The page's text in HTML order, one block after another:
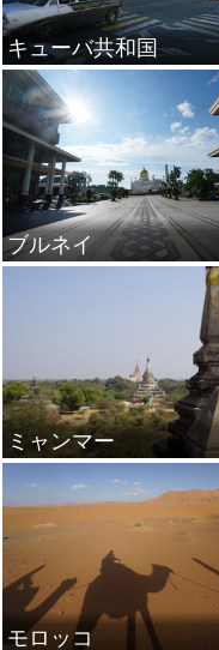
キューバ共和国
ブルネイ
ミャンマー
モロッコ